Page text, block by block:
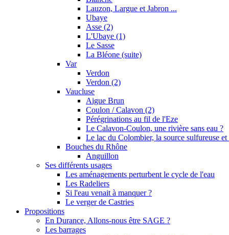
Lauzon, Largue et Jabron ...
Ubaye
Asse (2)
L'Ubaye (1)
Le Sasse
La Bléone (suite)
Var
Verdon
Verdon (2)
Vaucluse
Aigue Brun
Coulon / Calavon (2)
Pérégrinations au fil de l'Eze
Le Calavon-Coulon, une rivière sans eau ?
Le lac du Colombier, la source sulfureuse
Bouches du Rhône
Anguillon
Ses différents usages
Les aménagements perturbent le cycle de l'eau
Les Radeliers
Si l'eau venait à manquer ?
Le verger de Castries
Propositions
En Durance, Allons-nous être SAGE ?
Les barrages